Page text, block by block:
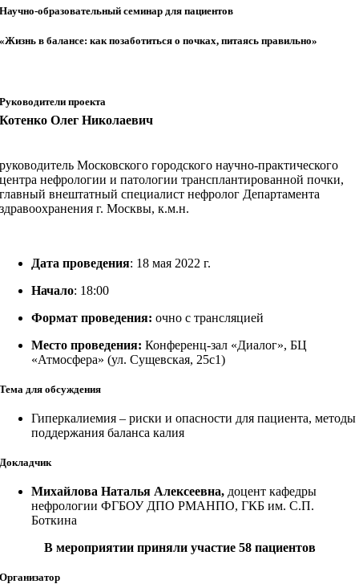
Научно-образовательный семинар для пациентов
«Жизнь в балансе: как позаботиться о почках, питаясь правильно»
Руководители проекта
Котенко Олег Николаевич
руководитель Московского городского научно-практического
центра нефрологии и патологии трансплантированной почки,
главный внештатный специалист нефролог Департамента
здравоохранения г. Москвы, к.м.н.
Дата проведения: 18 мая 2022 г.
Начало: 18:00
Формат проведения:очно с трансляцией
Место проведения:Конференц-зал «Диалог», БЦ
«Атмосфера» (ул. Сущевская, 25с1)
Тема для обсуждения
Гиперкалиемия – риски и опасности для пациента, методы
поддержания баланса калия
Докладчик
Михайлова Наталья Алексеевна, доцент кафедры
нефрологии ФГБОУ ДПО РМАНПО, ГКБ им. С.П.
Боткина
В мероприятии приняли участие 58 пациентов
Организатор